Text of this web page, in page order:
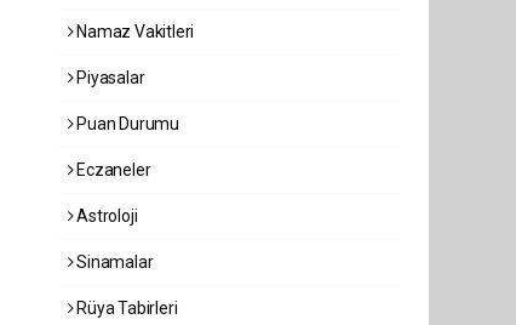
Namaz Vakitleri
Piyasalar
Puan Durumu
Eczaneler
Astroloji
Sinamalar
Rüya Tabirleri